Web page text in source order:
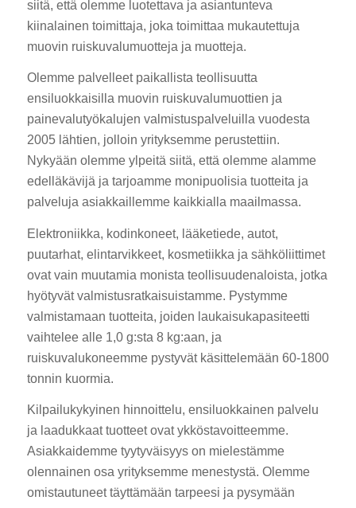
siitä, että olemme luotettava ja asiantunteva
kiinalainen toimittaja, joka toimittaa mukautettuja
muovin ruiskuvalumuotteja ja muotteja.
Olemme palvelleet paikallista teollisuutta
ensiluokkaisilla muovin ruiskuvalumuottien ja
painevalutyökalujen valmistuspalveluilla vuodesta
2005 lähtien, jolloin yrityksemme perustettiin.
Nykyään olemme ylpeitä siitä, että olemme alamme
edelläkävijä ja tarjoamme monipuolisia tuotteita ja
palveluja asiakkaillemme kaikkialla maailmassa.
Elektroniikka, kodinkoneet, lääketiede, autot,
puutarhat, elintarvikkeet, kosmetiikka ja sähköliittimet
ovat vain muutamia monista teollisuudenaloista, jotka
hyötyvät valmistusratkaisuistamme. Pystymme
valmistamaan tuotteita, joiden laukaisukapasiteetti
vaihtelee alle 1,0 g:sta 8 kg:aan, ja
ruiskuvalukoneemme pystyvät käsittelemään 60-1800
tonnin kuormia.
Kilpailukykyinen hinnoittelu, ensiluokkainen palvelu
ja laadukkaat tuotteet ovat ykköstavoitteemme.
Asiakkaidemme tyytyväisyys on mielestämme
olennainen osa yrityksemme menestystä. Olemme
omistautuneet täyttämään tarpeesi ja pysymään